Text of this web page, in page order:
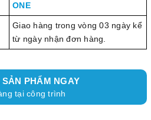
ONE
Giao hàng trong vòng 03 ngày kể
từ ngày nhận đơn hàng.
PHẨM NGAY
tại công trình